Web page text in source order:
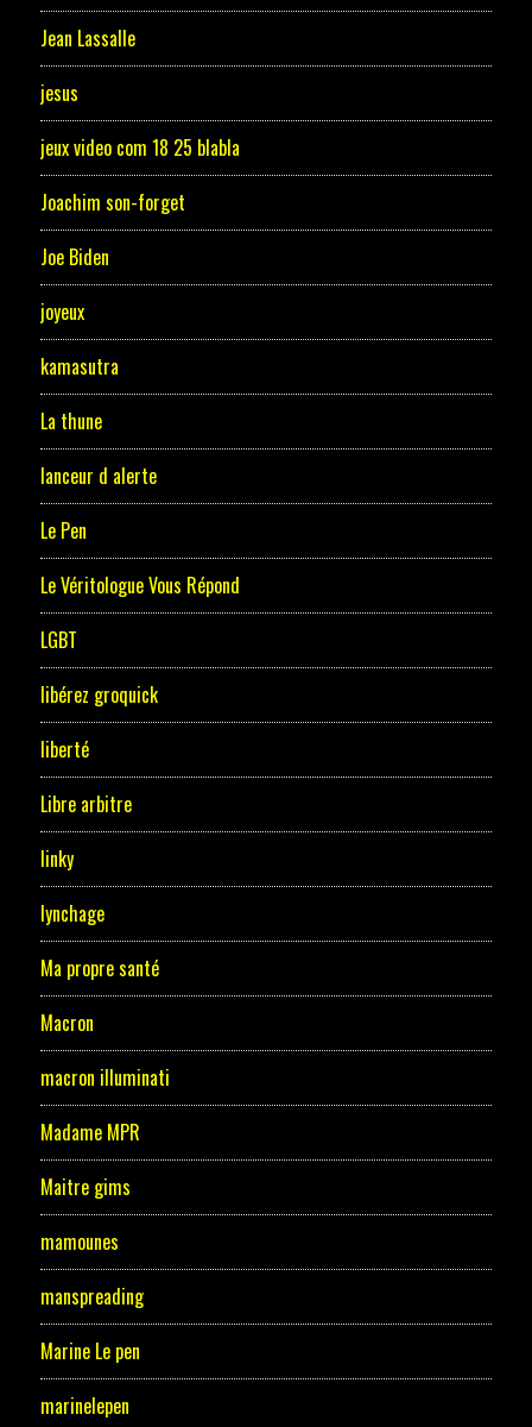
Jean Lassalle
jesus
jeux video com 18 25 blabla
Joachim son-forget
Joe Biden
joyeux
kamasutra
La thune
lanceur d alerte
Le Pen
Le Véritologue Vous Répond
LGBT
libérez groquick
liberté
Libre arbitre
linky
lynchage
Ma propre santé
Macron
macron illuminati
Madame MPR
Maitre gims
mamounes
manspreading
Marine Le pen
marinelepen